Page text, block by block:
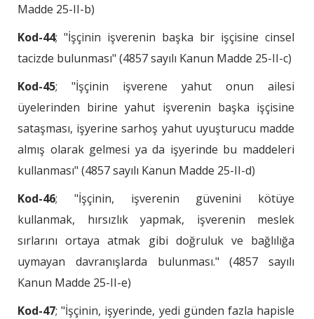
Madde 25-II-b)
Kod-44; "İşçinin işverenin başka bir işçisine cinsel
tacizde bulunması" (4857 sayılı Kanun Madde 25-II-c)
Kod-45; "İşçinin işverene yahut onun ailesi
üyelerinden birine yahut işverenin başka işçisine
sataşması, işyerine sarhoş yahut uyuşturucu madde
almış olarak gelmesi ya da işyerinde bu maddeleri
kullanması" (4857 sayılı Kanun Madde 25-II-d)
Kod-46; "İşçinin, işverenin güvenini kötüye
kullanmak, hırsızlık yapmak, işverenin meslek
sırlarını ortaya atmak gibi doğruluk ve bağlılığa
uymayan davranışlarda bulunması." (4857 sayılı
Kanun Madde 25-II-e)
Kod-47; "İşçinin, işyerinde, yedi günden fazla hapisle